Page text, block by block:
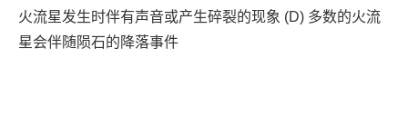
火流星发生时伴有声音或产生碎裂的现象 (D) 多数的火流
星会伴随陨石的降落事件